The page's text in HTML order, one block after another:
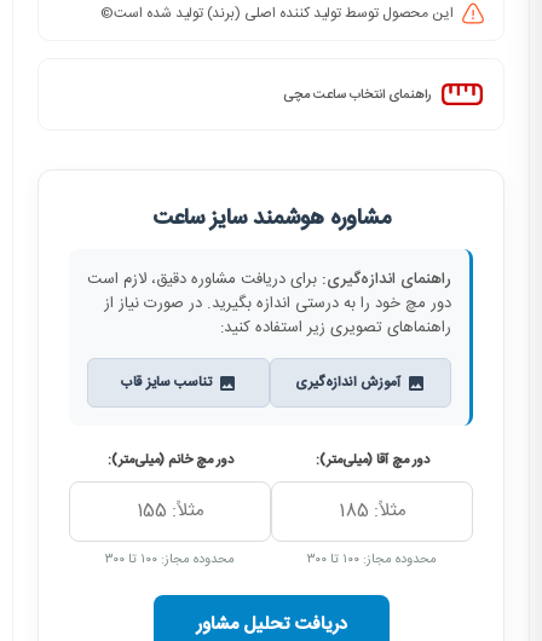
این محصول توسط تولید کننده اصلی (برند) تولید شده است©️
راهنمای انتخاب ساعت مچی
مشاوره هوشمند سایز ساعت
راهنمای اندازه‌گیری: برای دریافت مشاوره دقیق، لازم است
دور مچ خود را به درستی اندازه بگیرید. در صورت نیاز از
راهنماهای تصویری زیر استفاده کنید:
آموزش اندازه‌گیری تناسب سایز قاب
دور مچ آقا (میلی‌متر):
محدوده مجاز: ۱۰۰ تا ۳۰۰
دور مچ خانم (میلی‌متر):
محدوده مجاز: ۱۰۰ تا ۳۰۰
دریافت تحلیل مشاور